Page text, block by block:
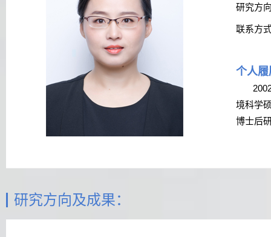
研究方
联系方
个人履
境科学
博士后
研究方向及成果：